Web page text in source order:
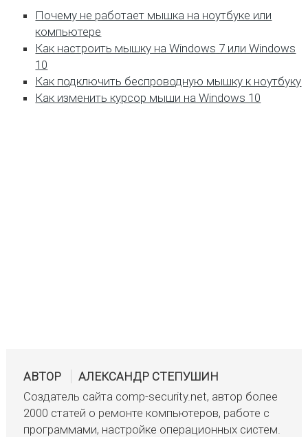
Почему не работает мышка на ноутбуке или
компьютере
Как настроить мышку на Windows 7 или Windows
10
Как подключить беспроводную мышку к ноутбуку
Как изменить курсор мыши на Windows 10
АВТОР
АЛЕКСАНДР СТЕПУШИН
Создатель сайта comp-security.net, автор более
2000 статей о ремонте компьютеров, работе с
программами, настройке операционных систем.